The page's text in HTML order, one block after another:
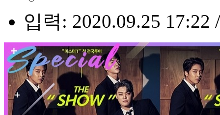
입력: 2020.09.25 17:22